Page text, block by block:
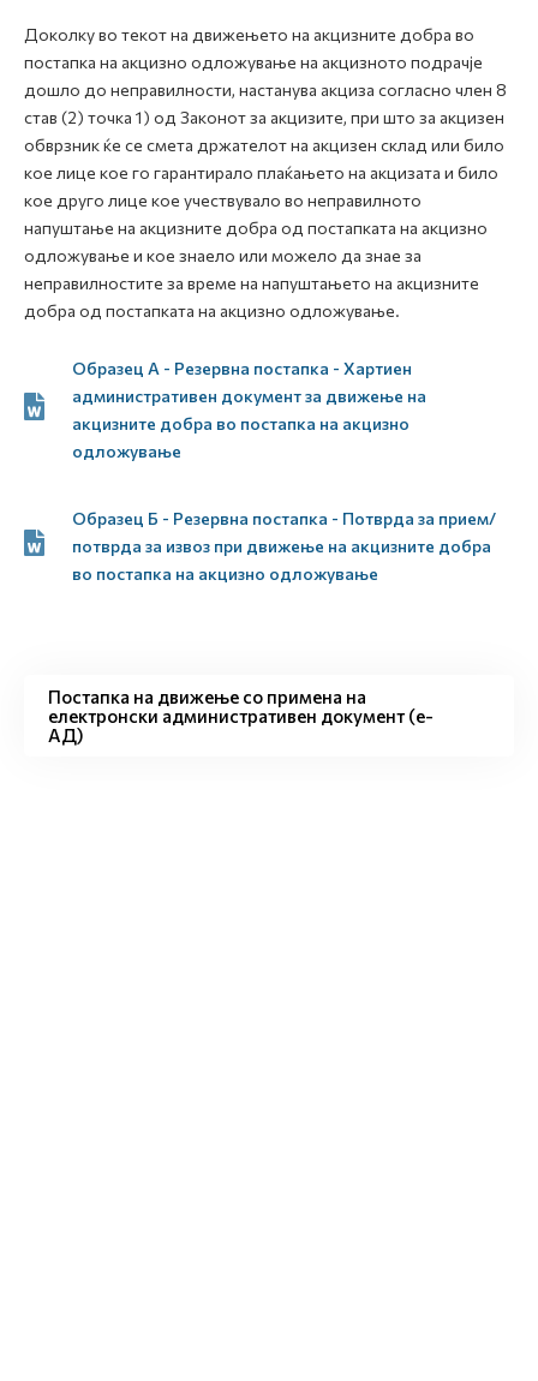
Доколку во текот на движењето на акцизните добра во
постапка на акцизно одложување на акцизното подрачје
дошло до неправилности, настанува акциза согласно член 8
став (2) точка 1) од Законот за акцизите, при што за акцизен
обврзник ќе се смета држателот на акцизен склад или било
кое лице кое го гарантирало плаќањето на акцизата и било
кое друго лице кое учествувало во неправилното
напуштање на акцизните добра од постапката на акцизно
одложување и кое знаело или можело да знае за
неправилностите за време на напуштањето на акцизните
добра од постапката на акцизно одложување.
Образец А - Резервна постапка - Хартиен
административен документ за движење на
акцизните добра во постапка на акцизно
одложување
Образец Б - Резервна постапка - Потврда за прием/
потврда за извоз при движење на акцизните добра
во постапка на акцизно одложување
Постапка на движење со примена на
електронски административен документ (е-
АД)